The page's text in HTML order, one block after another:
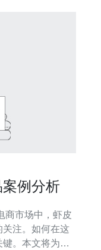
例分析
商市场中，虾皮
注。如何在这
。本文将为您